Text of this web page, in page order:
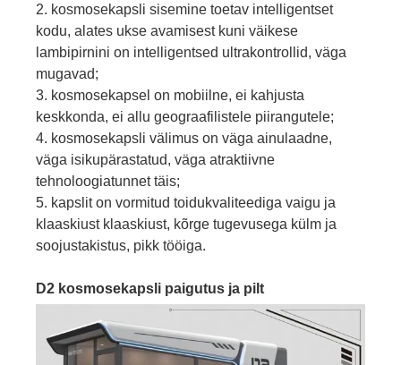
2. kosmosekapsli sisemine toetav intelligentset
kodu, alates ukse avamisest kuni väikese
lambipirnini on intelligentsed ultrakontrollid, väga
mugavad;
3. kosmosekapsel on mobiilne, ei kahjusta
keskkonda, ei allu geograafilistele piirangutele;
4. kosmosekapsli välimus on väga ainulaadne,
väga isikupärastatud, väga atraktiivne
tehnoloogiatunnet täis;
5. kapslit on vormitud toidukvaliteediga vaigu ja
klaaskiust klaaskiust, kõrge tugevusega külm ja
soojustakistus, pikk tööiga.
D2 kosmosekapsli paigutus ja pilt